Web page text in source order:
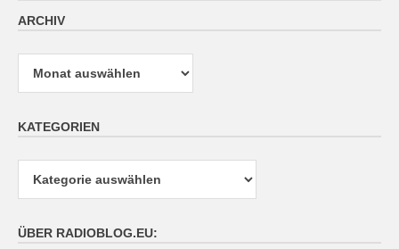
ARCHIV
Archiv
KATEGORIEN
ÜBER RADIOBLOG.EU: